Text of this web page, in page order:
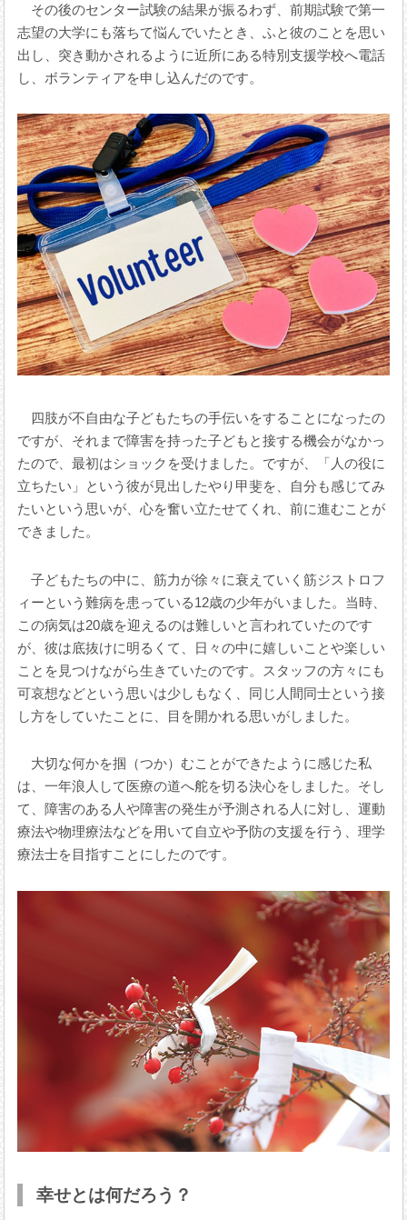
その後のセンター試験の結果が振るわず、前期試験で第一
志望の大学にも落ちて悩んでいたとき、ふと彼のことを思い
出し、突き動かされるように近所にある特別支援学校へ電話
し、ボランティアを申し込んだのです。
四肢が不自由な子どもたちの手伝いをすることになったの
ですが、それまで障害を持った子どもと接する機会がなかっ
たので、最初はショックを受けました。ですが、「人の役に
立ちたい」という彼が見出したやり甲斐を、自分も感じてみ
たいという思いが、心を奮い立たせてくれ、前に進むことが
できました。
子どもたちの中に、筋力が徐々に衰えていく筋ジストロフ
ィーという難病を患っている12歳の少年がいました。当時、
この病気は20歳を迎えるのは難しいと言われていたのです
が、彼は底抜けに明るくて、日々の中に嬉しいことや楽しい
ことを見つけながら生きていたのです。スタッフの方々にも
可哀想などという思いは少しもなく、同じ人間同士という接
し方をしていたことに、目を開かれる思いがしました。
大切な何かを掴（つか）むことができたように感じた私
は、一年浪人して医療の道へ舵を切る決心をしました。そし
て、障害のある人や障害の発生が予測される人に対し、運動
療法や物理療法などを用いて自立や予防の支援を行う、理学
療法士を目指すことにしたのです。
幸せとは何だろう？